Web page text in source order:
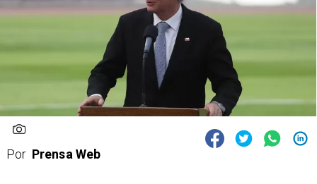
Por Prensa Web